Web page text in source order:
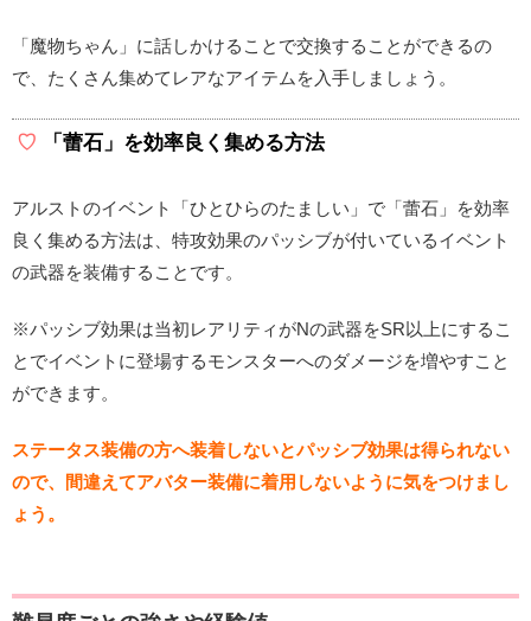
「魔物ちゃん」に話しかけることで交換することができるの
で、たくさん集めてレアなアイテムを入手しましょう。
「蕾石」を効率良く集める方法
アルストのイベント「ひとひらのたましい」で「蕾石」を効率
良く集める方法は、特攻効果のパッシブが付いているイベント
の武器を装備することです。
※パッシブ効果は当初レアリティがNの武器をSR以上にするこ
とでイベントに登場するモンスターへのダメージを増やすこと
ができます。
ステータス装備の方へ装着しないとパッシブ効果は得られない
ので、間違えてアバター装備に着用しないように気をつけまし
ょう。